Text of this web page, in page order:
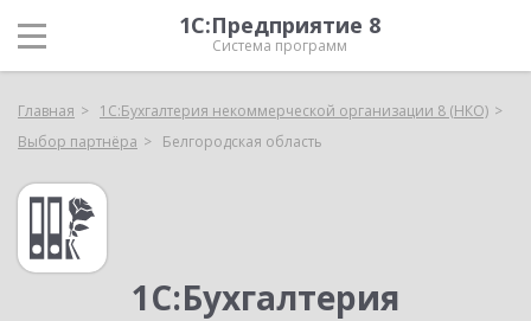
1С:Предприятие 8
Система программ
Главная
1С:Бухгалтерия некоммерческой организации 8 (НКО)
Выбор партнёра
Белгородская область
1С:Бухгалтерия